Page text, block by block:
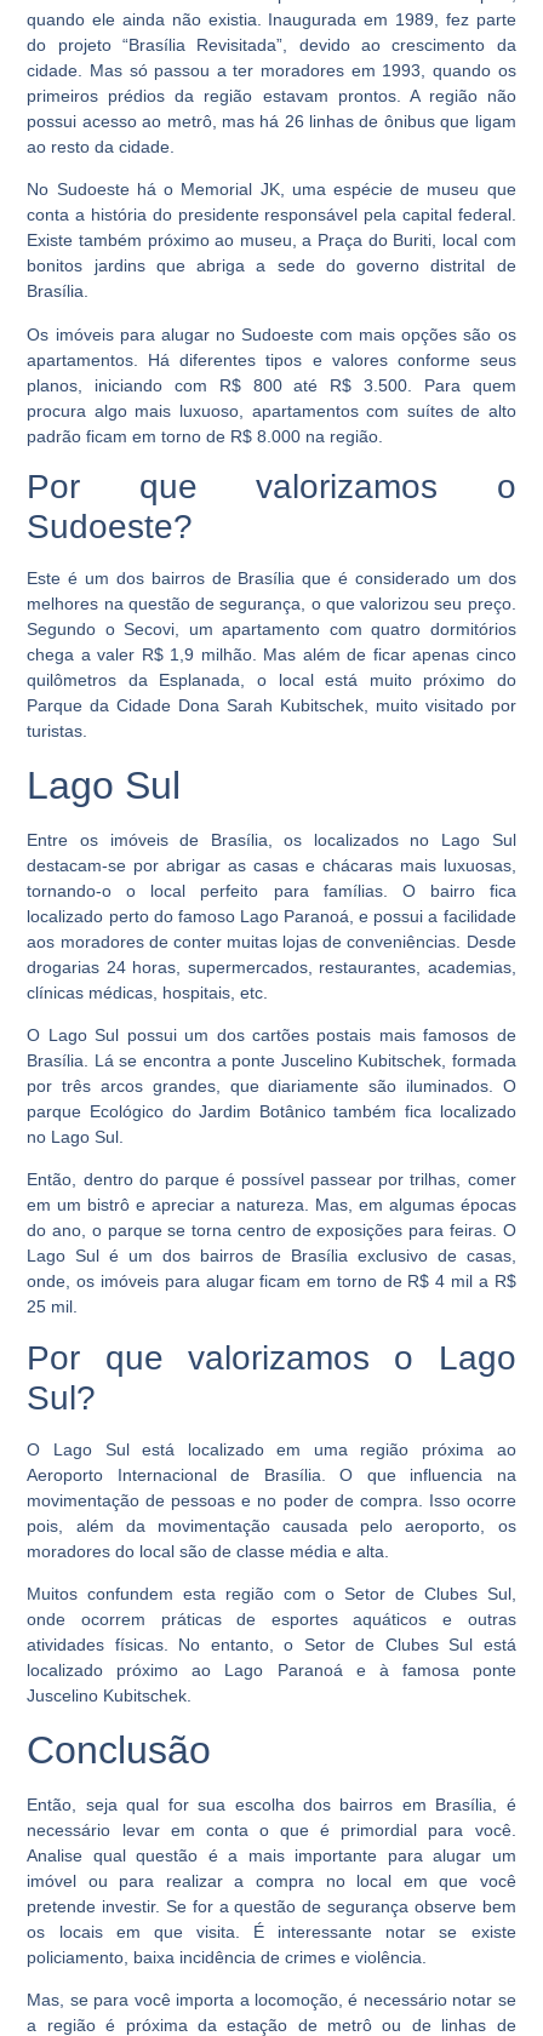
quando ele ainda não existia. Inaugurada em 1989, fez parte
do projeto “Brasília Revisitada”, devido ao crescimento da
cidade. Mas só passou a ter moradores em 1993, quando os
primeiros prédios da região estavam prontos. A região não
possui acesso ao metrô, mas há 26 linhas de ônibus que ligam
ao resto da cidade.
No Sudoeste há o Memorial JK, uma espécie de museu que
conta a história do presidente responsável pela capital federal.
Existe também próximo ao museu, a Praça do Buriti, local com
bonitos jardins que abriga a sede do governo distrital de
Brasília.
Os imóveis para alugar no Sudoeste com mais opções são os
apartamentos. Há diferentes tipos e valores conforme seus
planos, iniciando com R$ 800 até R$ 3.500. Para quem
procura algo mais luxuoso, apartamentos com suítes de alto
padrão ficam em torno de R$ 8.000 na região.
Por que valorizamos o
Sudoeste?
Este é um dos bairros de Brasília que é considerado um dos
melhores na questão de segurança, o que valorizou seu preço.
Segundo o Secovi, um apartamento com quatro dormitórios
chega a valer R$ 1,9 milhão. Mas além de ficar apenas cinco
quilômetros da Esplanada, o local está muito próximo do
Parque da Cidade Dona Sarah Kubitschek, muito visitado por
turistas.
Lago Sul
Entre os imóveis de Brasília, os localizados no Lago Sul
destacam-se por abrigar as casas e chácaras mais luxuosas,
tornando-o o local perfeito para famílias. O bairro fica
localizado perto do famoso Lago Paranoá, e possui a facilidade
aos moradores de conter muitas lojas de conveniências. Desde
drogarias 24 horas, supermercados, restaurantes, academias,
clínicas médicas, hospitais, etc.
O Lago Sul possui um dos cartões postais mais famosos de
Brasília. Lá se encontra a ponte Juscelino Kubitschek, formada
por três arcos grandes, que diariamente são iluminados. O
parque Ecológico do Jardim Botânico também fica localizado
no Lago Sul.
Então, dentro do parque é possível passear por trilhas, comer
em um bistrô e apreciar a natureza. Mas, em algumas épocas
do ano, o parque se torna centro de exposições para feiras. O
Lago Sul é um dos bairros de Brasília exclusivo de casas,
onde, os imóveis para alugar ficam em torno de R$ 4 mil a R$
25 mil.
Por que valorizamos o Lago
Sul?
O Lago Sul está localizado em uma região próxima ao
Aeroporto Internacional de Brasília. O que influencia na
movimentação de pessoas e no poder de compra. Isso ocorre
pois, além da movimentação causada pelo aeroporto, os
moradores do local são de classe média e alta.
Muitos confundem esta região com o Setor de Clubes Sul,
onde ocorrem práticas de esportes aquáticos e outras
atividades físicas. No entanto, o Setor de Clubes Sul está
localizado próximo ao Lago Paranoá e à famosa ponte
Juscelino Kubitschek.
Conclusão
Então, seja qual for sua escolha dos bairros em Brasília, é
necessário levar em conta o que é primordial para você.
Analise qual questão é a mais importante para alugar um
imóvel ou para realizar a compra no local em que você
pretende investir. Se for a questão de segurança observe bem
os locais em que visita. É interessante notar se existe
policiamento, baixa incidência de crimes e violência.
Mas, se para você importa a locomoção, é necessário notar se
a região é próxima da estação de metrô ou de linhas de